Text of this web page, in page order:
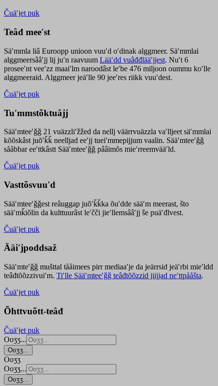
Čuäʹjet puk
Teâđ meeʹst
Säʹmmla liâ Euroopp unioon vuuʹd oʹdinak alggmeer. Säʹmmlai
alggmeersââʹjj lij juʹn raavuum Lääʹdd vuâđđlääʹjjest. Nuʹt 6
proseeʹnt veeʹzz maaiʹlm naroodâst leʹbe 476 miljoon oummu koʹlle
alggmeeraid. Alggmeer jeäʹlle 90 jeeʹres riikk vuuʹdest.
Čuäʹjet puk
Tuʹmmstõktuâjj
Sääʹmteeʹǧǧ 21 vuäzzliʹžžed da nellj väärrvuäzzla vaʹlljeet säʹmmlai
kõõskâst juõʹǩǩ neelljad eeʹjj tueiʹmmepijjum vaalin. Sääʹmteeʹǧǧ
sååbbar eeʹttkâstt Sääʹmteeʹǧǧ pââimõs mieʹrreemvääʹld.
Čuäʹjet puk
Vasttõsvuuʹd
Sääʹmteeʹǧǧest reâuggap juõʹǩǩka õuʹdde sääʹm meerast, što
sääʹmǩiõlin da kulttuurâst leʹčči jieʹllemsââʹjj še puäʹđlvest.
Čuäʹjet puk
Ääiʹjpoddsaž
Sääʹmteʹǧǧ mušttal tååimees pirr mediaaʹje da jeärrsid jeäʹrbi mieʹldd
teâđtõõzzivuiʹm. Tiʹlle Sääʹmteeʹǧǧ teâđtõõzzid jiijjad neʹttpååšta.
Čuäʹjet puk
Õhttvuõtt-teâđ
Čuäʹjet puk
Ooʒʒ...
Ooʒʒ...
Ooʒʒ
Ooʒʒ...
Ooʒʒ...